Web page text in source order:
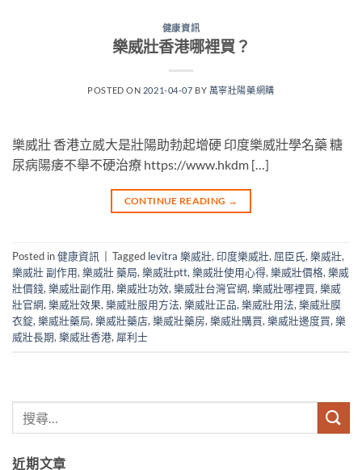
健康資訊
樂威壯香港哪裡買？
POSTED ON 2021-04-07 BY 萬寧壯陽藥網購
樂威壯 香港立威大是壯陽助勃起增硬 印度樂威壯學名藥 糖
尿病陽痿不舉不硬治療 https://www.hkdm […]
CONTINUE READING →
Posted in健康資訊 Tagged levitra 樂威壯,印度樂威壯, 屈臣氏,樂威壯,
樂威壯 副作用,樂威壯 藥局,樂威壯ptt,樂威壯使用心得,樂威壯價格,樂威
壯價錢,樂威壯副作用,樂威壯功效,樂威壯台灣官網,樂威壯哪裡買,樂威
壯官網,樂威壯效果,樂威壯服用方法,樂威壯正品,樂威壯用法,樂威壯膜
衣錠,樂威壯藥局,樂威壯藥店,樂威壯藥房,樂威壯購買,樂威壯邊度買,樂
威壯長期,樂威壯香港, 犀利士
近期文章